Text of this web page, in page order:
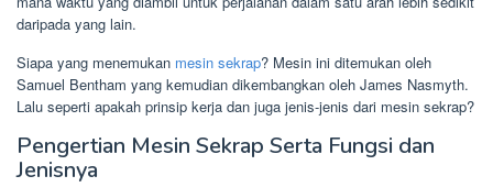
daripada yang lain.
Siapa yang menemukan mesin sekrap? Mesin ini ditemukan oleh
Samuel Bentham yang kemudian dikembangkan oleh James Nasmyth.
Lalu seperti apakah prinsip kerja dan juga jenis-jenis dari mesin sekrap?
Pengertian Mesin Sekrap Serta Fungsi dan
Jenisnya